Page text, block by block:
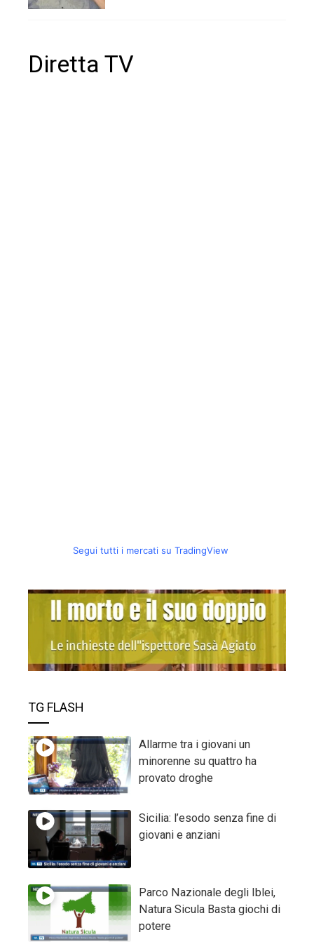
Diretta TV
Segui tutti i mercati su TradingView
TG FLASH
Allarme tra i giovani un
minorenne su quattro ha
provato droghe
Sicilia: l’esodo senza fine di
giovani e anziani
Parco Nazionale degli Iblei,
Natura Sicula Basta giochi di
potere